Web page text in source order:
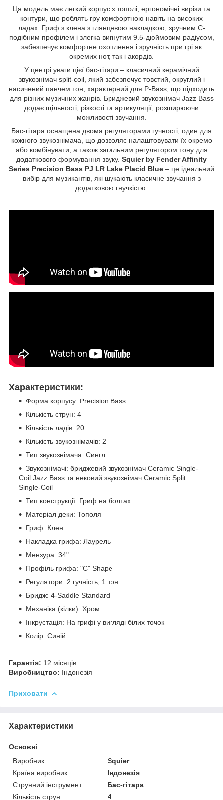
Ця модель має легкий корпус з тополі, ергономічні вирізи та
контури, що роблять гру комфортною навіть на високих
ладах. Гриф з клена з глянцевою накладкою, зручним C-
подібним профілем і злегка вигнутим 9.5-дюймовим радіусом,
забезпечує комфортне охоплення і зручність при грі як
окремих нот, так і акордів.
У центрі уваги цієї бас-гітари – класичний керамічний
звукознімач split-coil, який забезпечує товстий, округлий і
насичений панчем тон, характерний для P-Bass, що підходить
для різних музичних жанрів. Бриджевий звукознімач Jazz Bass
додає щільності, різкості та артикуляції, розширюючи
можливості звучання.
Бас-гітара оснащена двома регуляторами гучності, один для
кожного звукознімача, що дозволяє налаштовувати їх окремо
або комбінувати, а також загальним регулятором тону для
додаткового формування звуку. Squier by Fender Affinity
Series Precision Bass PJ LR Lake Placid Blue – це ідеальний
вибір для музикантів, які шукають класичне звучання з
додатковою гнучкістю.
Характеристики:
Форма корпусу: Precision Bass
Кількість струн: 4
Кількість ладів: 20
Кількість звукознімачів: 2
Тип звукознімача: Сингл
Звукознімачі: бриджевий звукознімач Ceramic Single-
Coil Jazz Bass та нековий звукознімач Ceramic Split
Single-Coil
Тип конструкції: Гриф на болтах
Матеріал деки: Тополя
Гриф: Клен
Накладка грифа: Лаурель
Мензура: 34"
Профіль грифа: "C" Shape
Регулятори: 2 гучність, 1 тон
Бридж: 4-Saddle Standard
Механіка (кілки): Хром
Інкрустація: На грифі у вигляді білих точок
Колір: Синій
Гарантія: 12 місяців
Виробництво: Індонезія
Приховати
Характеристики
Основні
Виробник
Squier
Країна виробник
Індонезія
Струнний інструмент
Бас-гітара
Кількість струн
4